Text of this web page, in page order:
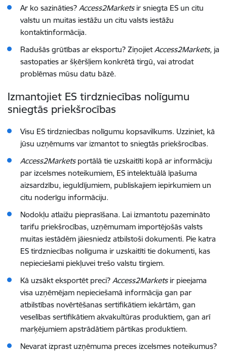
Ar ko sazināties? Access2Marketsir sniegta ES un citu
valstu un muitas iestāžu un citu valsts iestāžu
kontaktinformācija.
Radušās grūtības ar eksportu? ZiņojietAccess2Markets, ja
sastopaties ar šķēršļiem konkrētā tirgū, vai atrodat
problēmas mūsu datu bāzē.
Izmantojiet ES tirdzniecības nolīgumu
sniegtās priekšrocības
Visu ES tirdzniecības nolīgumu kopsavilkums. Uzziniet, kā
jūsu uzņēmums var izmantot to sniegtās priekšrocības.
Access2Marketsportālā tie uzskaitīti kopā ar informāciju
par izcelsmes noteikumiem, ES intelektuālā īpašuma
aizsardzību, ieguldījumiem, publiskajiem iepirkumiem un
citu noderīgu informāciju.
Nodokļu atlaižu pieprasīšana. Lai izmantotu pazemināto
tarifu priekšrocības, uzņēmumam importējošās valsts
muitas iestādēm jāiesniedz atbilstoši dokumenti. Pie katra
ES tirdzniecības nolīguma ir uzskaitīti tie dokumenti, kas
nepieciešami piekļuvei trešo valstu tirgiem.
Kā uzsākt eksportēt preci? Access2Markets ir pieejama
visa uzņēmējam nepieciešamā informācija gan par
atbilstības novērtēšanas sertifikātiem iekārtām, gan
veselības sertifikātiem akvakultūras produktiem, gan arī
marķējumiem apstrādātiem pārtikas produktiem.
Nevarat izprast uzņēmuma preces izcelsmes noteikumus?